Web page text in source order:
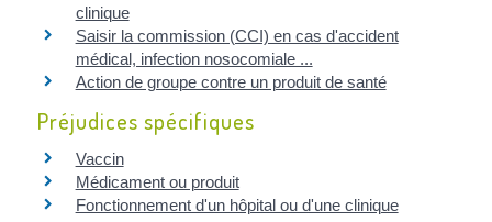
clinique
Saisir la commission (CCI) en cas d'accident
médical, infection nosocomiale ...
Action de groupe contre un produit de santé
Préjudices spécifiques
Vaccin
Médicament ou produit
Fonctionnement d'un hôpital ou d'une clinique